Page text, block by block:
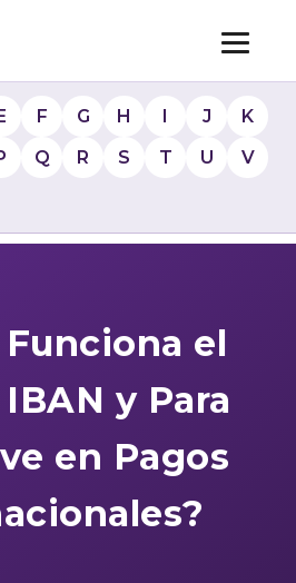
F G H I J
K
Q R S T U
V
Funciona el
y Para
en Pagos